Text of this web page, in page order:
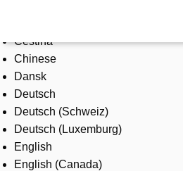
Products & Solutions
Industries
Services
About us
Where to buy
Contact us
Careers
Čeština
Chinese
Dansk
Deutsch
Deutsch (Schweiz)
Deutsch (Luxemburg)
English
English (Canada)